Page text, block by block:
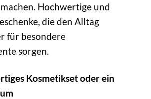
Hochwertige und
die den Alltag
für besondere
sorgen.
Kosmetikset oder ein